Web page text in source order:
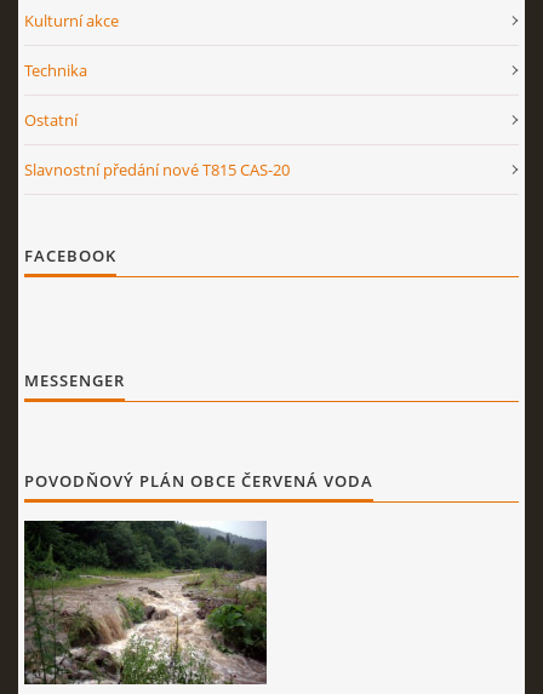
Kulturní akce
Technika
Ostatní
Slavnostní předání nové T815 CAS-20
FACEBOOK
MESSENGER
POVODŇOVÝ PLÁN OBCE ČERVENÁ VODA